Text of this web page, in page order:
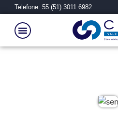
Telefone: 55 (51) 3011 6982